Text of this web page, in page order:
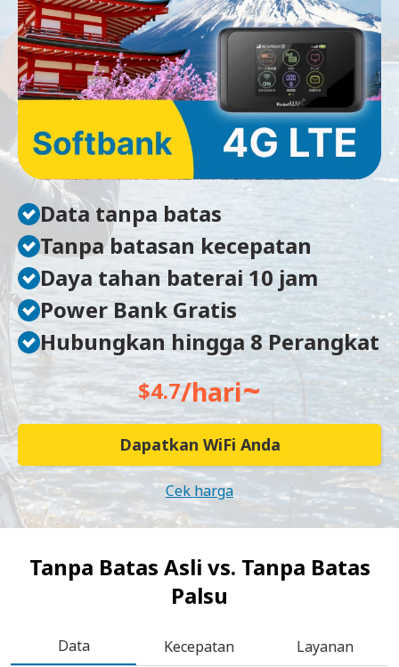
Data tanpa batas
Tanpa batasan kecepatan
Daya tahan baterai 10 jam
Power Bank Gratis
Hubungkan hingga 8 Perangkat
$4.7/hari~
Dapatkan WiFi Anda
Cek harga
Tanpa Batas Asli vs. Tanpa Batas
Palsu
Data Kecepatan Layanan